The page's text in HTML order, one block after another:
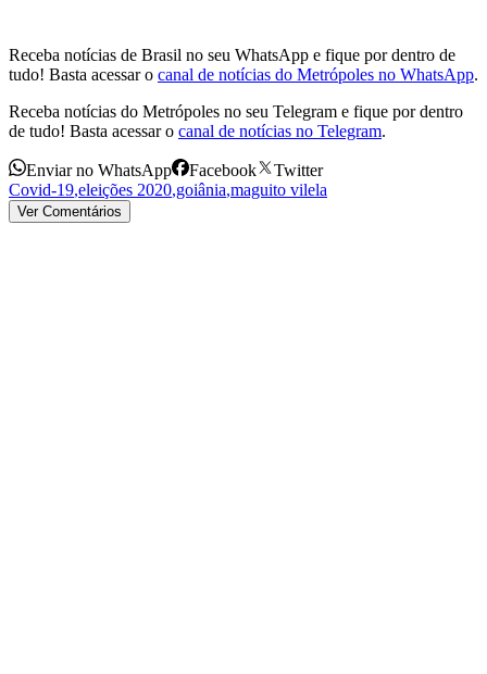
Receba notícias de Brasil no seu WhatsApp e fique por dentro de
tudo! Basta acessar o canal de notícias do Metrópoles no WhatsApp.
Receba notícias do Metrópoles no seu Telegram e fique por dentro
de tudo! Basta acessar o canal de notícias no Telegram.
Enviar no WhatsApp Facebook
Twitter
Covid-19,eleições 2020,goiânia,maguito vilela
Ver Comentários